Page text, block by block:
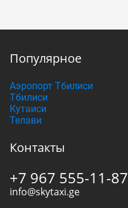
Популярное
Аэропорт Тбилиси
Тбилиси
Кутаиси
Телави
Контакты
+7 967 555-11-87
info@skytaxi.ge